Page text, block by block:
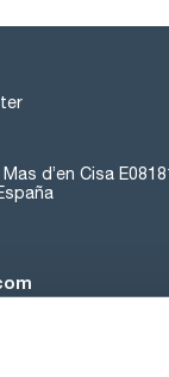
d’en Cisa